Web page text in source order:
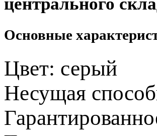
Основные
Цвет: серый
Несущая